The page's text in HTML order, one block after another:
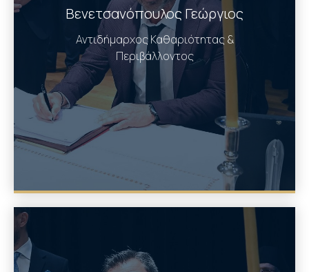
Βενετσανόπουλος Γεώργιος
Αντιδήμαρχος Καθαριότητας &
Περιβάλλοντος